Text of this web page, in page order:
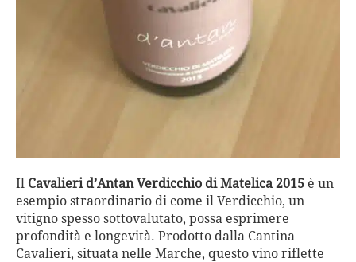
Il Cavalieri d’Antan Verdicchio di Matelica 2015 è un
esempio straordinario di come il Verdicchio, un
vitigno spesso sottovalutato, possa esprimere
profondità e longevità. Prodotto dalla Cantina
Cavalieri, situata nelle Marche, questo vino riflette